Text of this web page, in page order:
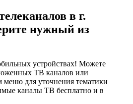
в г.
нужный из
устройствах! Можете
ТВ каналов или
меню для уточнения тематики
каналы ТВ бесплатно и в